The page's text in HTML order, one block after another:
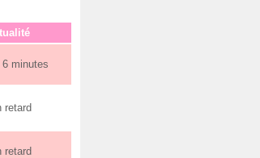
6 minutes
retard
retard